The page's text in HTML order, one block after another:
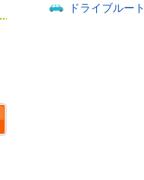
ドライブルート